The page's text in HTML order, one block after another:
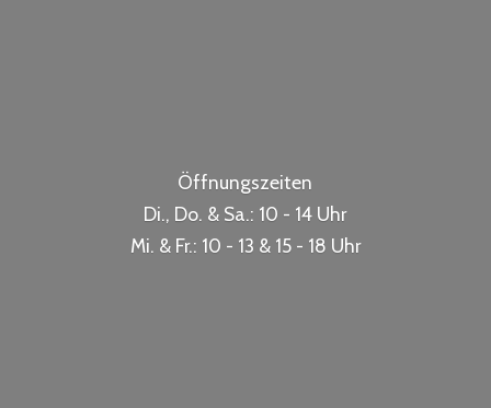
Öffnungszeiten
Di., Do. & Sa.: 10 - 14 Uhr
Mi. & Fr.: 10 - 13 & 15 - 18 Uhr